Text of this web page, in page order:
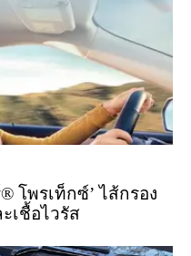
โพรเท็กซ์’ ไส้กรอง
เชื้อไวรัส